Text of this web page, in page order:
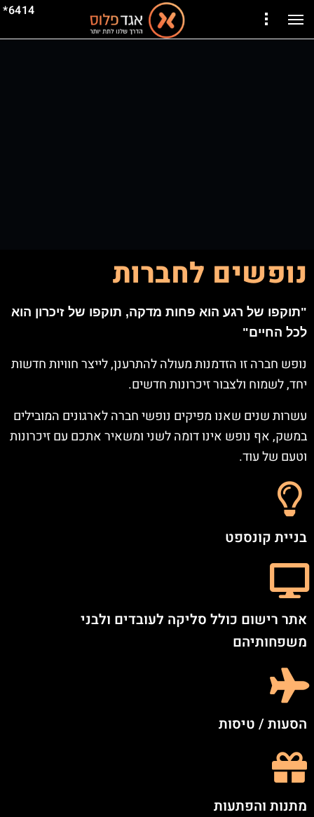
6414*
נופשים לחברות
"תוקפו של רגע הוא פחות מדקה, תוקפו של זיכרון הוא
לכל החיים"
נופש חברה זו הזדמנות מעולה להתרענן, לייצר חוויות חדשות
יחד, לשמוח ולצבור זיכרונות חדשים.
עשרות שנים שאנו מפיקים נופשי חברה לארגונים המובילים
במשק, אף נופש אינו דומה לשני ומשאיר אתכם עם זיכרונות
וטעם של עוד.
בניית קונספט
אתר רישום כולל סליקה לעובדים ולבני
משפחותיהם
הסעות / טיסות
מתנות והפתעות